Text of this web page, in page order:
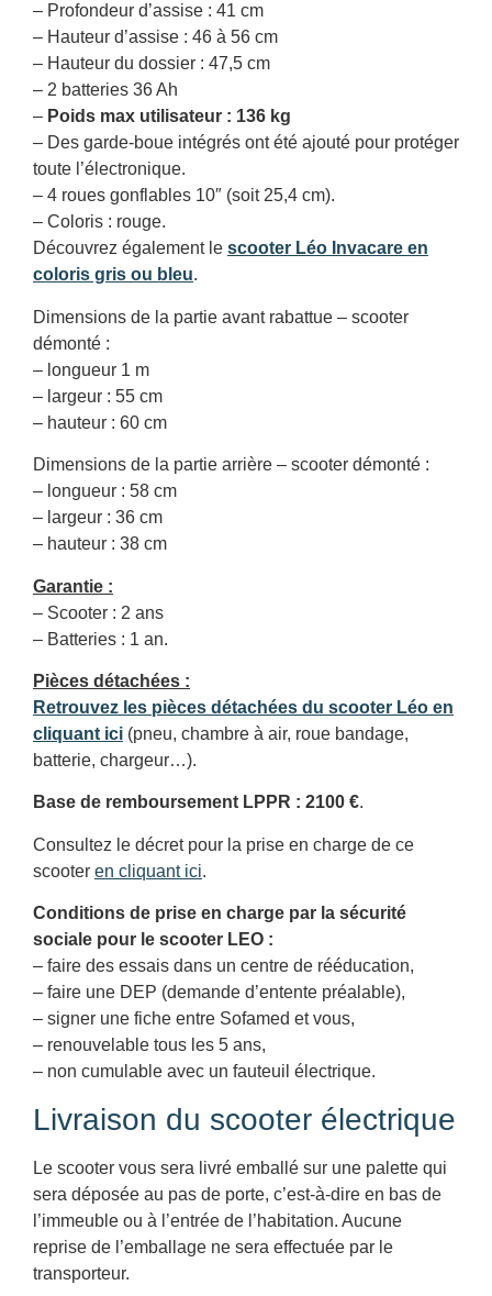
– Profondeur d’assise : 41 cm
– Hauteur d’assise : 46 à 56 cm
– Hauteur du dossier : 47,5 cm
– 2 batteries 36 Ah
– Poids max utilisateur : 136 kg
– Des garde-boue intégrés ont été ajouté pour protéger
toute l’électronique.
– 4 roues gonflables 10″ (soit 25,4 cm).
– Coloris : rouge.
Découvrez également le scooter Léo Invacare en
coloris gris ou bleu.
Dimensions de la partie avant rabattue – scooter
démonté :
– longueur 1 m
– largeur : 55 cm
– hauteur : 60 cm
Dimensions de la partie arrière – scooter démonté :
– longueur : 58 cm
– largeur : 36 cm
– hauteur : 38 cm
Garantie :
– Scooter : 2 ans
– Batteries : 1 an.
Pièces détachées :
Retrouvez les pièces détachées du scooter Léo en
cliquant ici (pneu, chambre à air, roue bandage,
batterie, chargeur…).
Base de remboursement LPPR : 2100 €.
Consultez le décret pour la prise en charge de ce
scooter en cliquant ici.
Conditions de prise en charge par la sécurité
sociale pour le scooter LEO :
– faire des essais dans un centre de rééducation,
– faire une DEP (demande d’entente préalable),
– signer une fiche entre Sofamed et vous,
– renouvelable tous les 5 ans,
– non cumulable avec un fauteuil électrique.
Livraison du scooter électrique
Le scooter vous sera livré emballé sur une palette qui
sera déposée au pas de porte, c’est-à-dire en bas de
l’immeuble ou à l’entrée de l’habitation. Aucune
reprise de l’emballage ne sera effectuée par le
transporteur.